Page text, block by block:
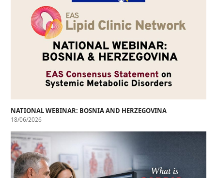
NATIONAL WEBINAR: BOSNIA AND HERZEGOVINA
18/06/2026